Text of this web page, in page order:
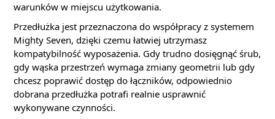
warunków w miejscu użytkowania.
Przedłużka jest przeznaczona do współpracy z systemem
Mighty Seven, dzięki czemu łatwiej utrzymasz
kompatybilność wyposażenia. Gdy trudno dosięgnąć śrub,
gdy wąska przestrzeń wymaga zmiany geometrii lub gdy
chcesz poprawić dostęp do łączników, odpowiednio
dobrana przedłużka potrafi realnie usprawnić
wykonywane czynności.